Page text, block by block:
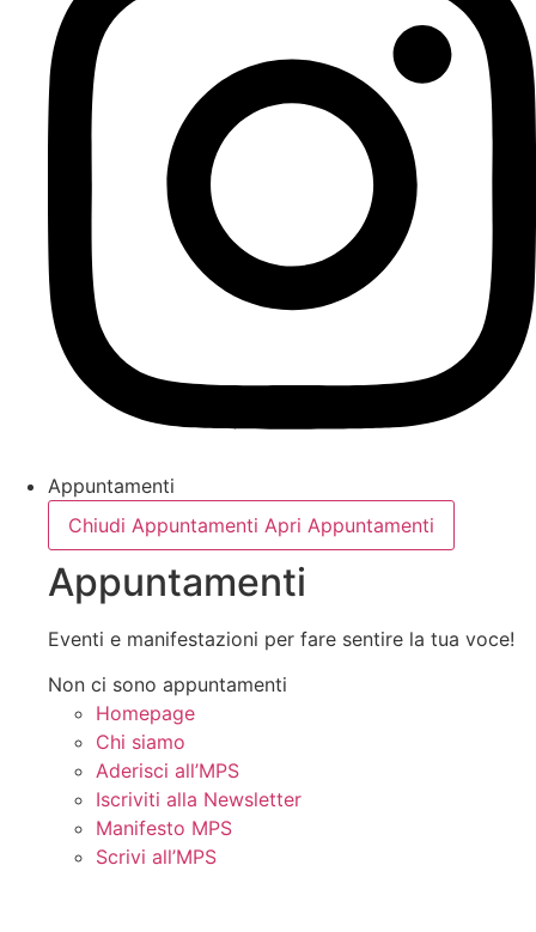
Appuntamenti
Chiudi Appuntamenti Apri Appuntamenti
Appuntamenti
Eventi e manifestazioni per fare sentire la tua voce!
Non ci sono appuntamenti
Homepage
Chi siamo
Aderisci all’MPS
Iscriviti alla Newsletter
Manifesto MPS
Scrivi all’MPS